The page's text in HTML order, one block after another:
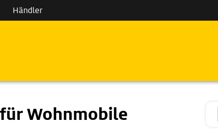
Händler
Wohnmobile